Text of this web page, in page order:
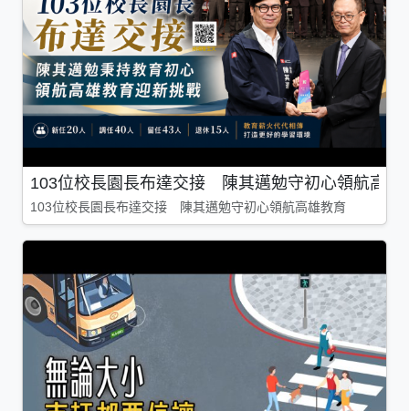
103位校長園長布達交接 陳其邁勉守初心領航高雄
103位校長園長布達交接 陳其邁勉守初心領航高雄教育